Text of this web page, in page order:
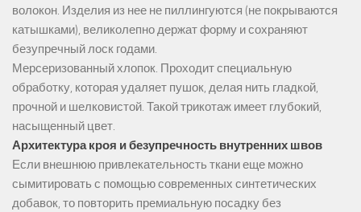
волокон. Изделия из нее не пиллингуются (не покрываются
катышками), великолепно держат форму и сохраняют
безупречный лоск годами.
Мерсеризованный хлопок. Проходит специальную
обработку, которая удаляет пушок, делая нить гладкой,
прочной и шелковистой. Такой трикотаж имеет глубокий,
насыщенный цвет.
Архитектура кроя и безупречность внутренних швов
Если внешнюю привлекательность ткани еще можно
сымитировать с помощью современных синтетических
добавок, то повторить премиальную посадку без